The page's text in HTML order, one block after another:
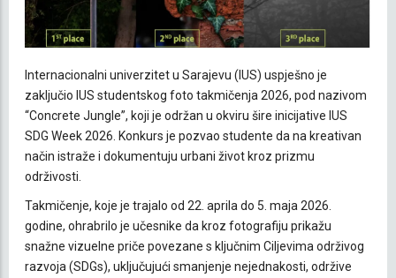
Internacionalni univerzitet u Sarajevu (IUS) uspješno je
zaključio IUS studentskog foto takmičenja 2026, pod nazivom
“Concrete Jungle”, koji je održan u okviru šire inicijative IUS
SDG Week 2026. Konkurs je pozvao studente da na kreativan
način istraže i dokumentuju urbani život kroz prizmu
održivosti.
Takmičenje, koje je trajalo od 22. aprila do 5. maja 2026.
godine, ohrabrilo je učesnike da kroz fotografiju prikažu
snažne vizuelne priče povezane s ključnim Ciljevima održivog
razvoja (SDGs), uključujući smanjenje nejednakosti, održive